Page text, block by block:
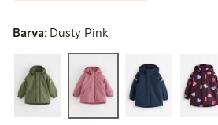
Barva: Dusty Pink